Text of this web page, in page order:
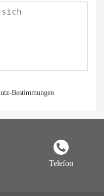
Bestimmungen
Telefon